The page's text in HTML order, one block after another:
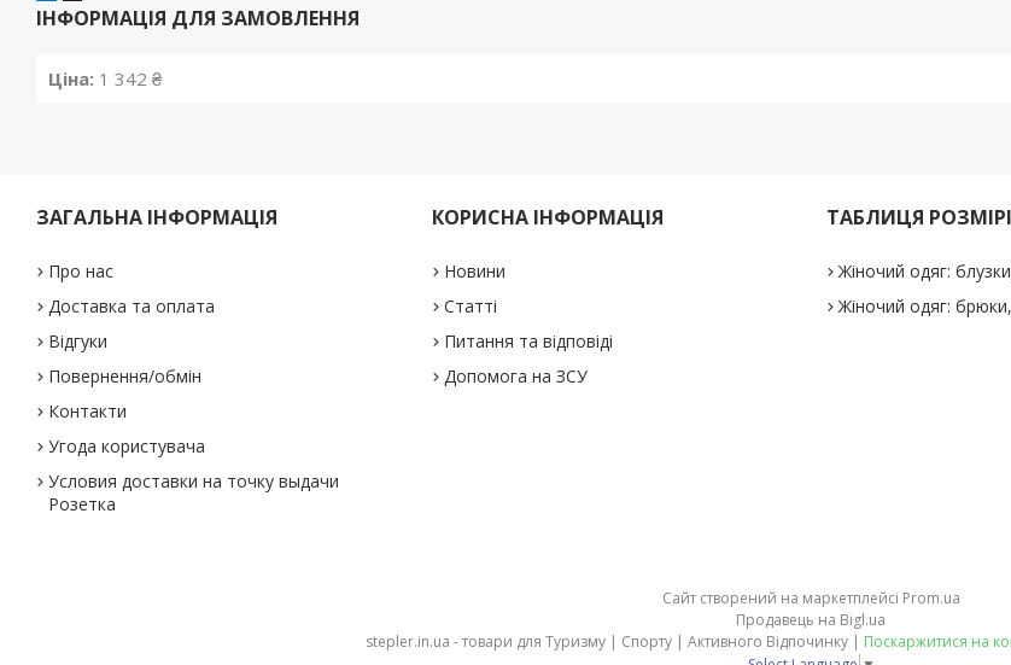
ІНФОРМАЦІЯ ДЛЯ ЗАМОВЛЕННЯ
Ціна: 1 342 ₴
ЗАГАЛЬНА ІНФОРМАЦІЯ
Про нас
Доставка та оплата
Відгуки
Повернення/обмін
Контакти
Угода користувача
Условия доставки на точку выдачи
Розетка
КОРИСНА ІНФОРМАЦІЯ
Новини
Статті
Питання та відповіді
Допомога на ЗСУ
ТАБЛИЦЯ
Жіночий одяг:
Жіночий одяг:
Сайт створений на маркетплейсі Prom.ua
Продавець на Bigl.ua
stepler.in.ua - товари для Туризму | Спорту | Активного Відпочинку | Поскаржитися на